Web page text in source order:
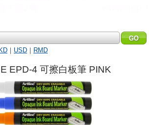
｜ USD ｜ RMD
EPD-4 可擦白板筆 PINK